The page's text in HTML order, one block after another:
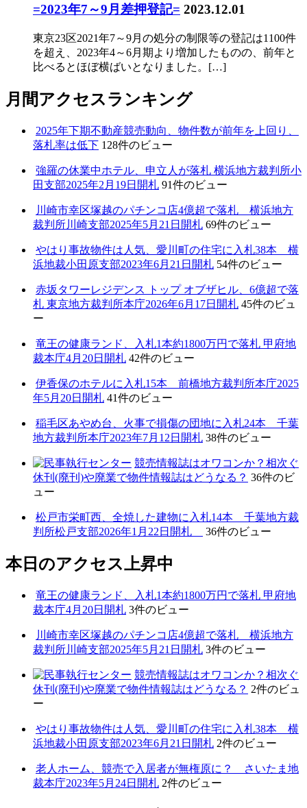
=2023年7～9月差押登記= 2023.12.01
東京23区2021年7～9月の処分の制限等の登記は1100件
を超え、2023年4～6月期より増加したものの、前年と
比べるとほぼ横ばいとなりました。[…]
月間アクセスランキング
2025年下期不動産競売動向、物件数が前年を上回り、
落札率は低下 128件のビュー
強羅の休業中ホテル、申立人が落札 横浜地方裁判所小
田支部2025年2月19日開札 91件のビュー
川崎市幸区塚越のパチンコ店4億超で落札 横浜地方
裁判所川崎支部2025年5月21日開札 69件のビュー
やはり事故物件は人気、愛川町の住宅に入札38本 横
浜地裁小田原支部2023年6月21日開札 54件のビュー
赤坂タワーレジデンス トップ オブザヒル、6億超で落
札 東京地方裁判所本庁2026年6月17日開札 45件のビュ
ー
竜王の健康ランド、入札1本約1800万円で落札 甲府地
裁本庁4月20日開札 42件のビュー
伊香保のホテルに入札15本 前橋地方裁判所本庁2025
年5月20日開札 41件のビュー
稲毛区あやめ台、火事で損傷の団地に入札24本 千葉
地方裁判所本庁2023年7月12日開札 38件のビュー
競売情報誌はオワコンか？相次ぐ
休刊(廃刊)や廃業で物件情報誌はどうなる？ 36件のビ
ュー
松戸市栄町西、全焼した建物に入札14本 千葉地方裁
判所松戸支部2026年1月22日開札
36件のビュー
本日のアクセス上昇中
竜王の健康ランド、入札1本約1800万円で落札 甲府地
裁本庁4月20日開札 3件のビュー
川崎市幸区塚越のパチンコ店4億超で落札 横浜地方
裁判所川崎支部2025年5月21日開札 3件のビュー
競売情報誌はオワコンか？相次ぐ
休刊(廃刊)や廃業で物件情報誌はどうなる？ 2件のビュ
ー
やはり事故物件は人気、愛川町の住宅に入札38本 横
浜地裁小田原支部2023年6月21日開札 2件のビュー
老人ホーム、競売で入居者が無権原に？ さいたま地
裁本庁2023年5月24日開札 2件のビュー